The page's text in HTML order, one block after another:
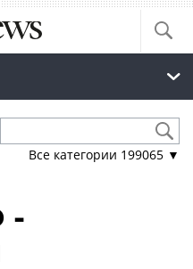
Все категории 199065 ▼
-